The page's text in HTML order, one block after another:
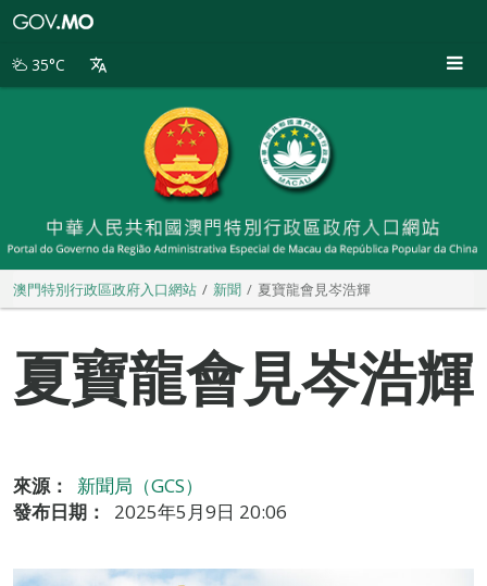
別
35°C
澳門特別行政區政府入口網站 新聞 夏寶龍會見岑浩輝
夏寶龍會見岑浩輝
來源：
新聞局（GCS）
發布日期：
2025年5月9日 20:06